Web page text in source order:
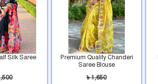
Silk Saree
Premium Quality Chanderi
Saree Blouse
৳ 1,650